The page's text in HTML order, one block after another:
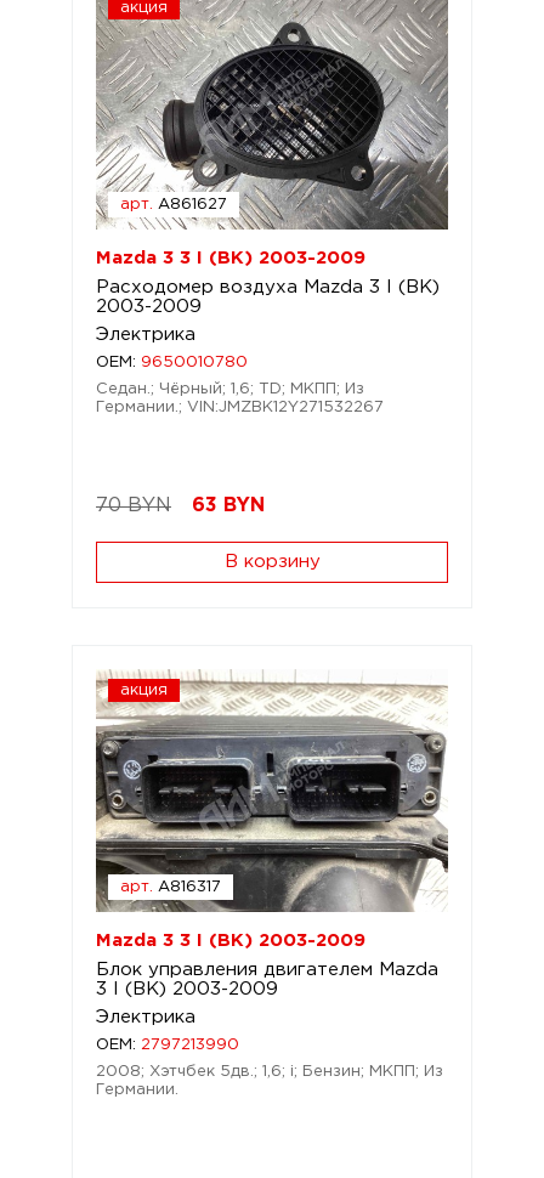
акция
арт. A861627
Mazda 3 3 I (BK) 2003-2009
Расходомер воздуха Mazda 3 I (BK)
2003-2009
Электрика
OEM: 9650010780
Седан.; Чёрный; 1,6; TD; МКПП; Из
Германии.; VIN:JMZBK12Y271532267
70 BYN 63 BYN
В корзину
акция
арт. A816317
Mazda 3 3 I (BK) 2003-2009
Блок управления двигателем Mazda
3 I (BK) 2003-2009
Электрика
OEM: 2797213990
2008; Хэтчбек 5дв.; 1,6; i; Бензин; МКПП; Из
Германии.